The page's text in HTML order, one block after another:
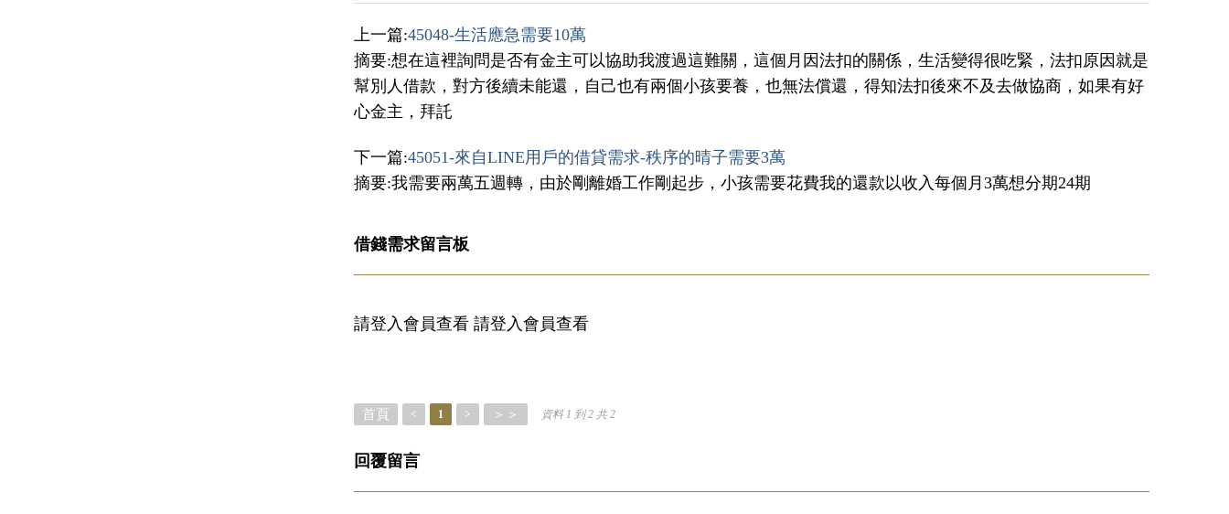
上一篇:45048-生活應急需要10萬
摘要:想在這裡詢問是否有金主可以協助我渡過這難關，這個月因法扣的關係，生活變得很吃緊，法扣原因就是
幫別人借款，對方後續未能還，自己也有兩個小孩要養，也無法償還，得知法扣後來不及去做協商，如果有好
心金主，拜託
下一篇:45051-來自LINE用戶的借貸需求-秩序的晴子需要3萬
摘要:我需要兩萬五週轉，由於剛離婚工作剛起步，小孩需要花費我的還款以收入每個月3萬想分期24期
借錢需求留言板
請登入會員查看 請登入會員查看
首頁 < 1 > ＞＞ 資料 1 到 2 共 2
回覆留言